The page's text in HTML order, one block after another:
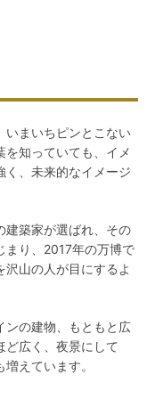
いまいちピンとこない
知っていても、イメ
く、未来的なイメージ
建築家が選ばれ、その
まり、2017年の万博で
山の人が目にするよ
ンの建物、もともと広
ど広く、夜景にして
えています。